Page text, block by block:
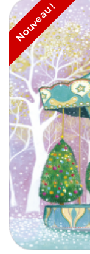
Nouveau !